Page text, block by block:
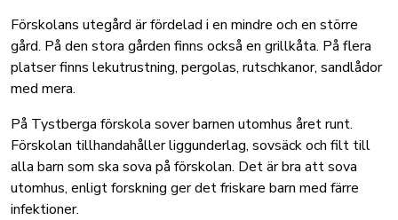
Förskolans utegård är fördelad i en mindre och en större
gård. På den stora gården finns också en grillkåta. På flera
platser finns lekutrustning, pergolas, rutschkanor, sandlådor
med mera.
På Tystberga förskola sover barnen utomhus året runt.
Förskolan tillhandahåller liggunderlag, sovsäck och filt till
alla barn som ska sova på förskolan. Det är bra att sova
utomhus, enligt forskning ger det friskare barn med färre
infektioner.